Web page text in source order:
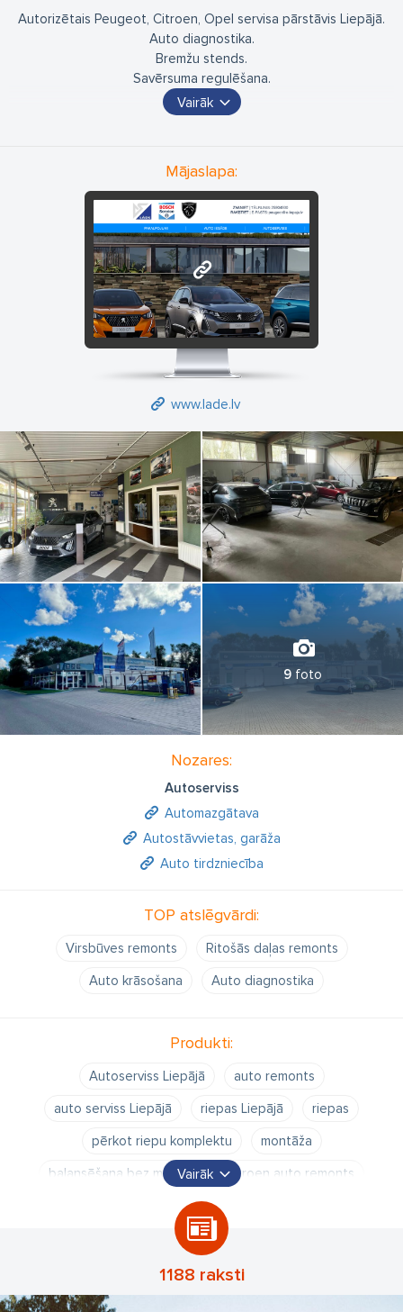
Autorizētais Peugeot, Citroen, Opel servisa pārstāvis Liepājā.
Auto diagnostika.
Bremžu stends.
Savērsuma regulēšana.
Eļļas maiņa.
Metināšana.
Ritošās daļas remonts.
Lukturu regulēšana.
Auto krāsošana,
Auto mazgāšana un ķīmiskā tīrīšana
Vairāk
Mājaslapa:
www.lade.lv
www.lade.lv
9 foto
Nozares:
Autoserviss
Automazgātava
Autostāvvietas, garāža
Auto tirdzniecība
TOP atslēgvārdi:
Virsbūves remonts
Ritošās daļas remonts
Auto krāsošana
Auto diagnostika
Produkti:
Autoserviss Liepājā
auto remonts
auto serviss Liepājā
riepas Liepājā
riepas
pērkot riepu komplektu
montāža
balansēšana bez maksas
Citroen auto remonts
PEUGEOT garantijas apkopes remonts
riepu sezonas uzglabāšana
auto diagnostika eļļas maiņa
ritošās daļas remonts
Vairāk
1188 raksti